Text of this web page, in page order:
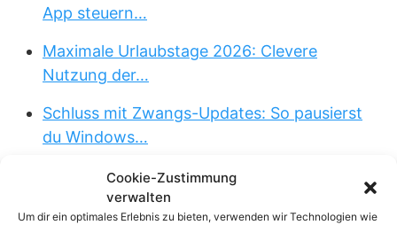
App steuern…
Maximale Urlaubstage 2026: Clevere
Nutzung der…
Schluss mit Zwangs-Updates: So pausierst
du Windows…
echo rm -rf: Der 4-Buchstaben-Trick, der
Cookie-Zustimmung
verwalten
Um dir ein optimales Erlebnis zu bieten, verwenden wir Technologien wie